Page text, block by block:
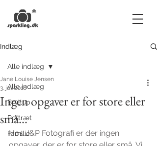
Indlæg
Alle indlæg
Bryllup
Portræt
Familie
Alle indlæg
Ingen opgaver er for store eller
små...
Jane Louise Jensen
3. jul. 2018
Hos J&P Fotografi er der ingen